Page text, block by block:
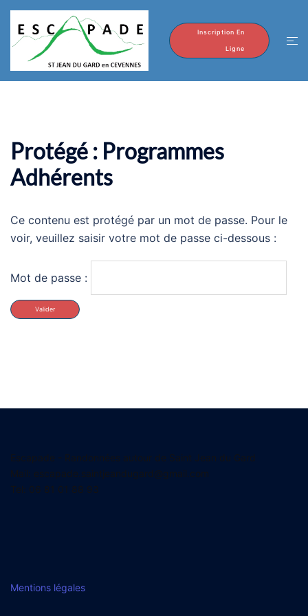
Aller
contenu
Inscription En
Ligne
Protégé : Programmes
Adhérents
Ce contenu est protégé par un mot de passe. Pour le
voir, veuillez saisir votre mot de passe ci-dessous :
Mot de passe :
Escapade - Randonnées autour de Saint Jean du Gard
Mail: escapade.saintjeandugard@gmail.com
Tel: 06 81 01 88 93
Mentions légales